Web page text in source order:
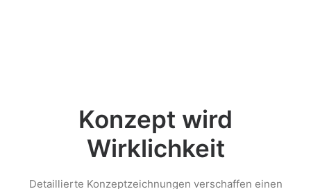
Konzept wird
Wirklichkeit
Detaillierte Konzeptzeichnungen verschaffen einen